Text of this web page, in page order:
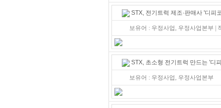
STX, 전기트럭 제조·판매사 '디피
보유어 : 우정사업, 우정사업본부
STX, 초소형 전기트럭 만드는 '디
보유어 : 우정사업, 우정사업본부